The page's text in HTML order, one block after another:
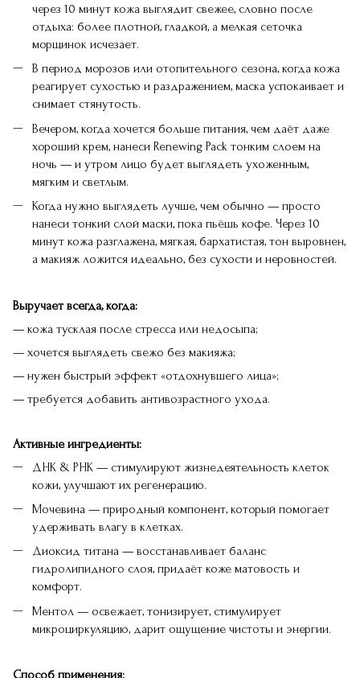
через 10 минут кожа выглядит свежее, словно после
отдыха: более плотной, гладкой, а мелкая сеточка
морщинок исчезает.
В период морозов или отопительного сезона, когда кожа
реагирует сухостью и раздражением, маска успокаивает и
снимает стянутость.
Вечером, когда хочется больше питания, чем даёт даже
хороший крем, нанеси Renewing Pack тонким слоем на
ночь — и утром лицо будет выглядеть ухоженным,
мягким и светлым.
Когда нужно выглядеть лучше, чем обычно — просто
нанеси тонкий слой маски, пока пьёшь кофе. Через 10
минут кожа разглажена, мягкая, бархатистая, тон выровнен,
а макияж ложится идеально, без сухости и неровностей.
Выручает всегда, когда:
— кожа тусклая после стресса или недосыпа;
— хочется выглядеть свежо без макияжа;
— нужен быстрый эффект «отдохнувшего лица»;
— требуется добавить антивозрастного ухода.
Активные ингредиенты:
ДНК & РНК — стимулируют жизнедеятельность клеток
кожи, улучшают их регенерацию.
Мочевина — природный компонент, который помогает
удерживать влагу в клетках.
Диоксид титана — восстанавливает баланс
гидролипидного слоя, придаёт коже матовость и
комфорт.
Ментол — освежает, тонизирует, стимулирует
микроциркуляцию, дарит ощущение чистоты и энергии.
Способ применения: